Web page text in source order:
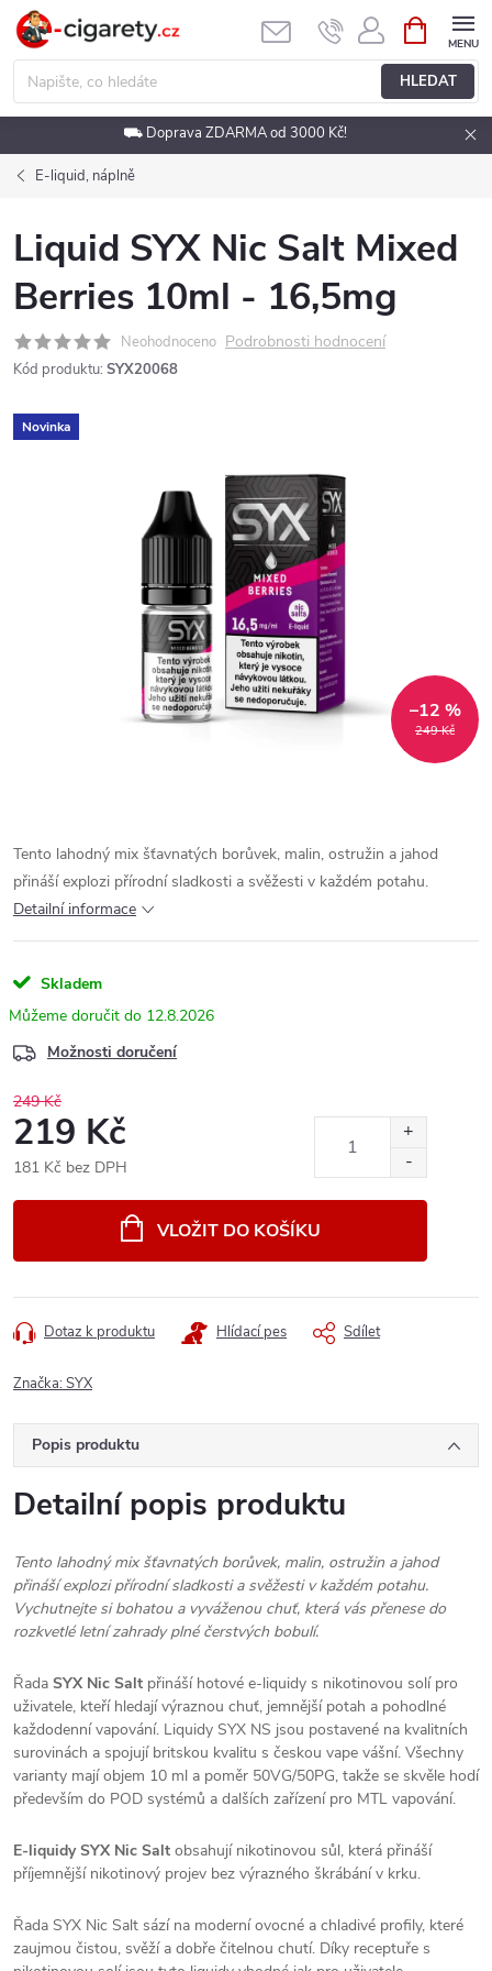
Přejít
obsah
HLEDAT
NÁKUPNÍ
KOŠÍK
⛟ Doprava ZDARMA od 3000 Kč!
E-liquid, náplně
Liquid SYX Nic Salt Mixed
Berries 10ml - 16,5mg
Neohodnoceno Podrobnosti hodnocení
Kód produktu: SYX20068
Novinka
249 Kč
–12 %
Tento lahodný mix šťavnatých borůvek, malin, ostružin a jahod
přináší explozi přírodní sladkosti a svěžesti v každém potahu.
Detailní informace
Skladem
12.8.2026
Možnosti doručení
249 Kč
219 Kč
181 Kč bez DPH
VLOŽIT DO KOŠÍKU
Dotaz k produktu Hlídací pes Sdílet
Značka:SYX
Popis produktu
Detailní popis produktu
Tento lahodný mix šťavnatých borůvek, malin, ostružin a jahod
přináší explozi přírodní sladkosti a svěžesti v každém potahu.
Vychutnejte si bohatou a vyváženou chuť, která vás přenese do
rozkvetlé letní zahrady plné čerstvých bobulí.
Řada SYX Nic Salt přináší hotové e-liquidy s nikotinovou solí pro
uživatele, kteří hledají výraznou chuť, jemnější potah a pohodlné
každodenní vapování. Liquidy SYX NS jsou postavené na kvalitních
surovinách a spojují britskou kvalitu s českou vape vášní. Všechny
varianty mají objem 10 ml a poměr 50VG/50PG, takže se skvěle hodí
především do POD systémů a dalších zařízení pro MTL vapování.
E-liquidy SYX Nic Salt obsahují nikotinovou sůl, která přináší
příjemnější nikotinový projev bez výrazného škrábání v krku.
Řada SYX Nic Salt sází na moderní ovocné a chladivé profily, které
zaujmou čistou, svěží a dobře čitelnou chutí. Díky receptuře s